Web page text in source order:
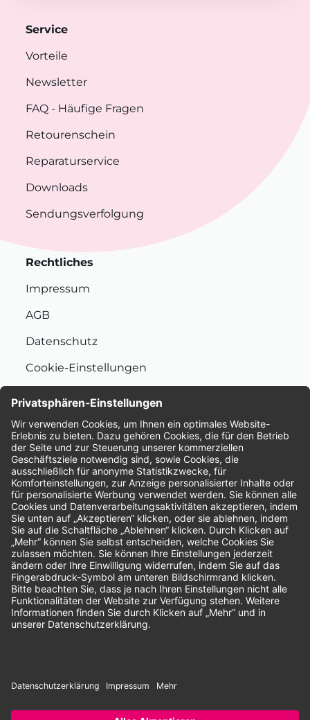
Service
Vorteile
Newsletter
FAQ - Häufige Fragen
Retourenschein
Reparaturservice
Downloads
Sendungsverfolgung
Rechtliches
Impressum
AGB
Datenschutz
Cookie-Einstellungen
Bewertungen
Unsere Zahlungsarten:
Rechnung SEPA-Lastschrift Vorkasse